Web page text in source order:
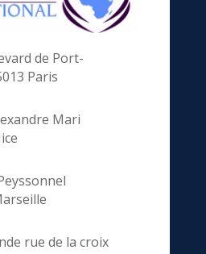
de Port-
Paris
Mari
rue de la croix